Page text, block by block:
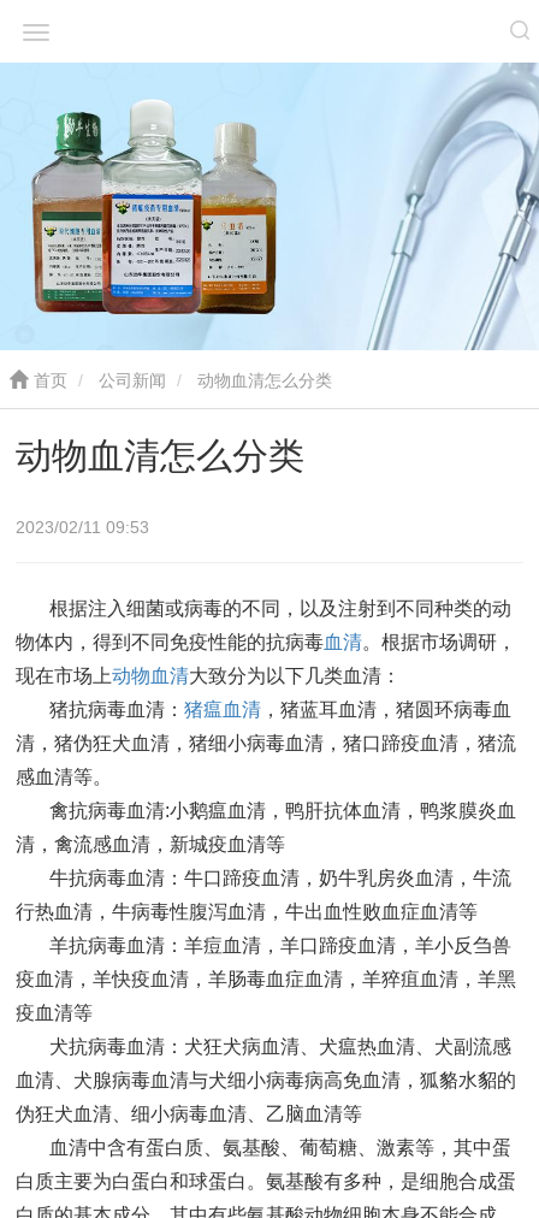
首页 公司新闻 动物血清怎么分类
动物血清怎么分类
2023/02/11 09:53
根据注入细菌或病毒的不同，以及注射到不同种类的动
物体内，得到不同免疫性能的抗病毒血清。根据市场调研，
现在市场上动物血清大致分为以下几类血清：
猪抗病毒血清： 猪瘟血清 ，猪蓝耳血清，猪圆环病毒血
清，猪伪狂犬血清，猪细小病毒血清，猪口蹄疫血清，猪流
感血清等。
禽抗病毒血清:小鹅瘟血清，鸭肝抗体血清，鸭浆膜炎血
清，禽流感血清，新城疫血清等
牛抗病毒血清：牛口蹄疫血清，奶牛乳房炎血清，牛流
行热血清，牛病毒性腹泻血清，牛出血性败血症血清等
羊抗病毒血清：羊痘血清，羊口蹄疫血清，羊小反刍兽
疫血清，羊快疫血清，羊肠毒血症血清，羊猝疽血清，羊黑
疫血清等
犬抗病毒血清：犬狂犬病血清、犬瘟热血清、犬副流感
血清、犬腺病毒血清与犬细小病毒病高免血清，狐貉水貂的
伪狂犬血清、细小病毒血清、乙脑血清等
血清中含有蛋白质、氨基酸、葡萄糖、激素等，其中蛋
白质主要为白蛋白和球蛋白。氨基酸有多种，是细胞合成蛋